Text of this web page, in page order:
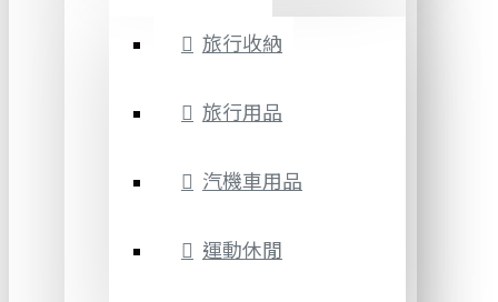
旅行收納
旅行用品
汽機車用品
運動休閒